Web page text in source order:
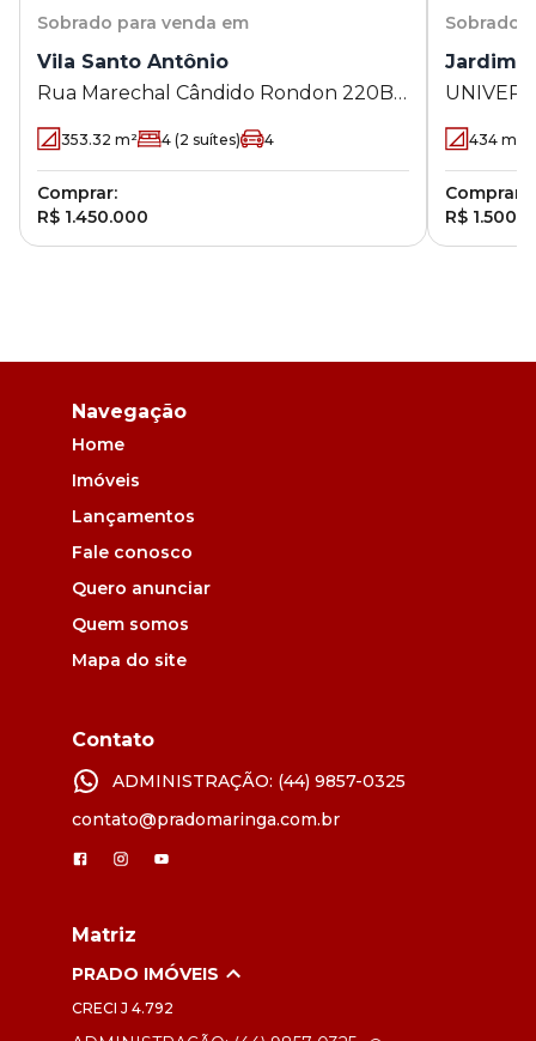
Sobrado para venda em
Vila Santo Antônio
Rua Marechal Cândido Rondon 220B -
Vila Santo Antônio - Maringá - PR
353.32 m² 4 (2 suítes) 4
Comprar:
R$ 1.450.000
Sobrado
Jardim
Maringá
434 m²
Comprar:
R$
Navegação
Home
Imóveis
Lançamentos
Fale conosco
Quero anunciar
Quem somos
Mapa do site
Contato
ADMINISTRAÇÃO: (44) 9857-0325
contato@pradomaringa.com.br
Matriz
PRADO IMÓVEIS
CRECI J 4.792